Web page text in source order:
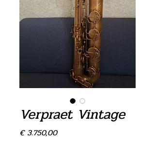
Verpraet Vintage
€ 3.750,00Prijs